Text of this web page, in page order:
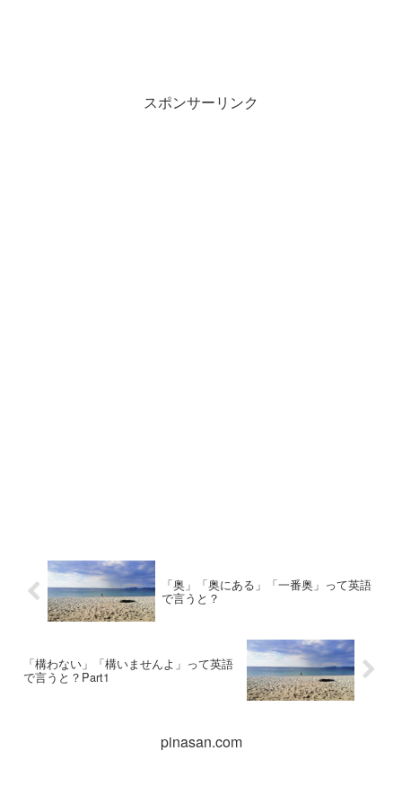
スポンサーリンク
「奥」「奥にある」「一番奥」って英語
で言うと？
「構わない」「構いませんよ」って英語
で言うと？Part1
pinasan.com